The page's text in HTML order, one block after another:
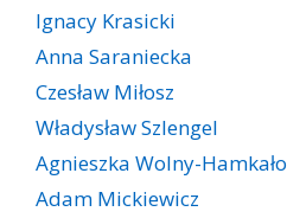
Ignacy Krasicki
Anna Saraniecka
Czesław Miłosz
Władysław Szlengel
Agnieszka Wolny-Hamkało
Adam Mickiewicz